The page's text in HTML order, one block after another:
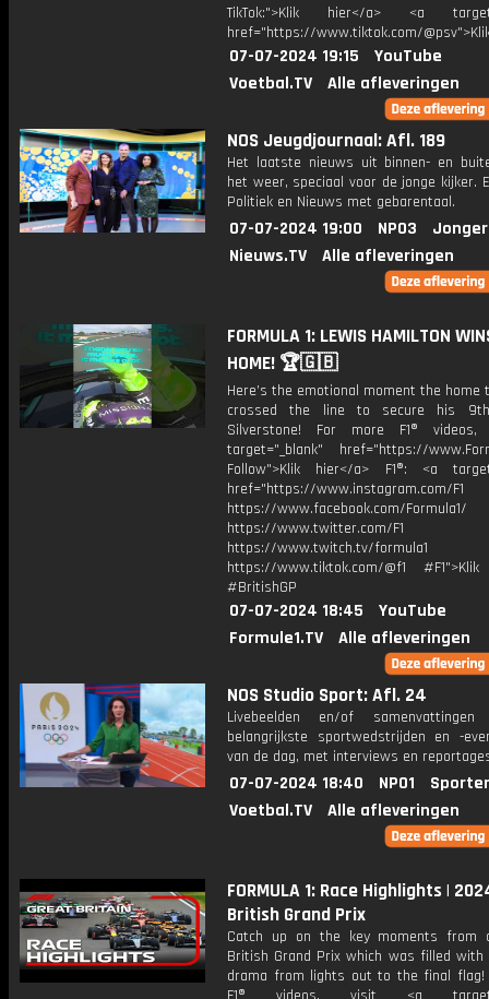
TikTok:">Klik hier</a> <a
href="https://www.tiktok.com/
07-07-2024 19:15
YouTube
Voetbal.TV
Alle afleveringen
NOS Jeugdjournaal: Afl. 189
Het laatste nieuws uit binnen- en
het weer, speciaal voor de jonge kijker.
Politiek en Nieuws met gebarentaal.
07-07-2024 19:00 NPO3
Nieuws.TV
Alle afleveringen
FORMULA 1: LEWIS HAMILTON
HOME! 🏆🇬🇧
Here’s the emotional moment the home
crossed the line to secure his
Silverstone! For more F1®
target="_blank" href="https://
Follow">Klik hier</a> F1®: <a
href="https://www.instagram.com/F1
https://www.facebook.com/Formula1/
https://www.twitter.com/F1
https://www.twitch.tv/formula1
https://www.tiktok.com/@f1
#BritishGP
07-07-2024 18:45
YouTube
Formule1.TV
Alle afleveringen
NOS Studio Sport: Afl. 24
Livebeelden en/of
belangrijkste sportwedstrijden en -
van de dag, met interviews en
07-07-2024 18:40 NPO1
Voetbal.TV
Alle afleveringen
FORMULA 1: Race Highlights |
British Grand Prix
Catch up on the key moments from
British Grand Prix which was filled with
drama from lights out to the final flag!